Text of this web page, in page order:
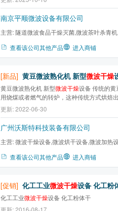
维素，有利于保障消化系统正常运转。它与
作，可降低血液中低密度胆固醇和甘油三酯
南京平顺微波设备有限公司
主营:隧道微波食品干燥灭菌,微波茶叶杀青
查看该公司其他产品 进入商铺
[新品] 黄豆微波熟化机 新型微波干燥
黄豆微波熟化机 新型微波干燥设备 传统的
用烧煤或者燃气的转炉，这种传统方式烘焙
泽不鲜艳、烘焙不均匀，其次是温度比较高
成分大大降低。黄豆脱腥熟化微波设备烘焙
匀、色泽好看，而且烘焙时间比较短一般3-
更新: 2022-06-30
广州沃斯特科技装备有限公司
主营:微波干燥设备,微波烘干设备,微波加热
查看该公司其他产品 进入商铺
[促销] 化工工业微波干燥设备 化工粉
化工工业微波干燥设备 化工粉体干
更新: 2016-08-17